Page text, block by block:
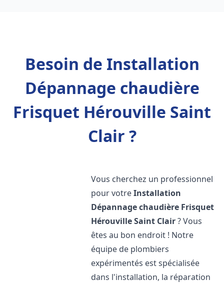
Besoin de Installation
Dépannage chaudière
Frisquet Hérouville Saint
Clair ?
Vous cherchez un professionnel
pour votreInstallation
Dépannage chaudière Frisquet
Hérouville Saint Clair? Vous
êtes au bon endroit ! Notre
équipe de plombiers
expérimentés est spécialisée
dans l'installation, la réparation